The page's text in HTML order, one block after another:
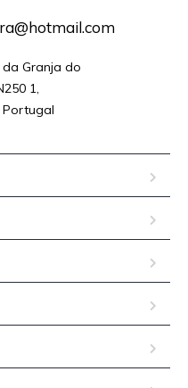
Granja do
1,
Portugal